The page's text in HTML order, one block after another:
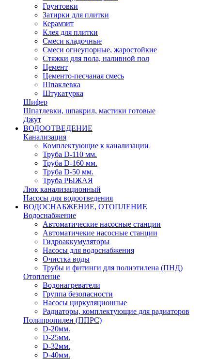
Грунтовки
Затирки для плитки
Керамзит
Клея для плитки
Смеси кладочные
Смеси огнеупорные, жаростойкие
Стяжки для пола, наливной пол
Цемент
Цементо-песчаная смесь
Шпаклевка
Штукатурка
Шифер
Шпатлевки, шпакрил, мастики готовые
Джут
ВОДООТВЕДЕНИЕ
Канализация
Комплектующие к канализации
Труба D-110 мм.
Труба D-160 мм.
Труба D-50 мм.
Труба РЫЖАЯ
Люк канализационный
Насосы для водоотведения
ВОДОСНАБЖЕНИЕ, ОТОПЛЕНИЕ
Водоснабжение
Автоматичеcкие насосные станции
Автоматичекие насосные станции
Гидроаккумуляторы
Насосы для водоснабжения
Очистка воды
Трубы и фитинги для полиэтилена (ПНД)
Отопление
Водонагреватели
Группа безопасности
Насосы циркуляционные
Радиаторы, комплектующие для радиаторов
Полипропилен (ППРС)
D-20мм.
D-25мм.
D-32мм.
D-40мм.